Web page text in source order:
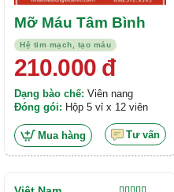
Hệ tim mạch, tạo máu
Mỡ Máu Tâm Bình
210.000đ
Dạng bào chế: Viên nang
Đóng gói: Hộp 5 vỉ x 12 viên
Mua hàng Tư vấn